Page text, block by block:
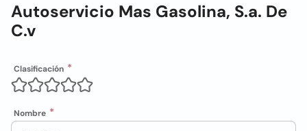
Autoservicio Mas Gasolina, S.a. De
C.v
Clasificación
Nombre